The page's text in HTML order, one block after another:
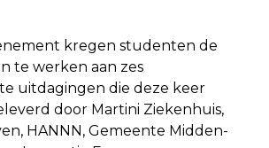
kregen studenten de
te werken aan zes
uitdagingen die deze keer
door Martini Ziekenhuis,
HANNN, Gemeente Midden-